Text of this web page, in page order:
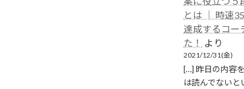
とは │ 時速
達成するコー
た！
より
2021/12/31(金)
[…] 昨日の内容
は読んでないと